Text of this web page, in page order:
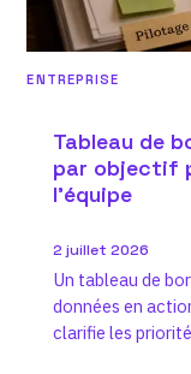
ENTREPRISE
Tableau de
par objectif
l’équipe
2 juillet 2026
Un tableau de
données en
clarifie les